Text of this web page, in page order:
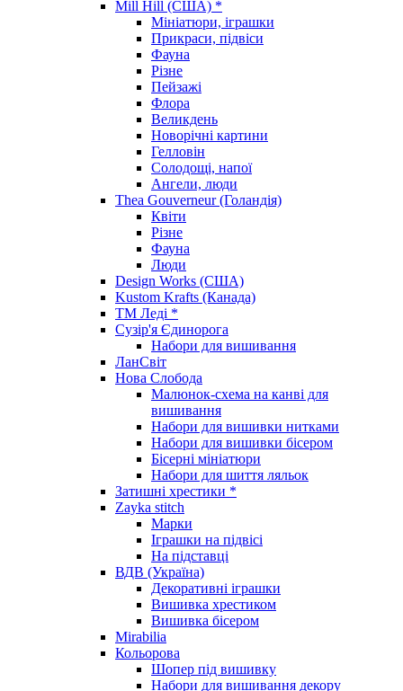
Mill Hill (США) *
Мініатюри, іграшки
Прикраси, підвіси
Фауна
Різне
Пейзажі
Флора
Великдень
Новорічні картини
Гелловін
Солодощі, напої
Ангели, люди
Thea Gouverneur (Голандія)
Квіти
Різне
Фауна
Люди
Design Works (США)
Kustom Krafts (Канада)
ТМ Леді *
Сузір'я Єдинорога
Набори для вишивання
ЛанСвіт
Нова Слобода
Малюнок-схема на канві для
вишивання
Набори для вишивки нитками
Набори для вишивки бісером
Бісерні мініатюри
Набори для шиття ляльок
Затишні хрестики *
Zayka stitch
Марки
Іграшки на підвісі
На підставці
ВДВ (Україна)
Декоративні іграшки
Вишивка хрестиком
Вишивка бісером
Mirabilia
Кольорова
Шопер під вишивку
Набори для вишивання декору